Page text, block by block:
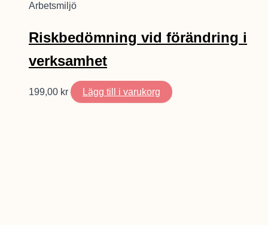
Arbetsmiljö
Riskbedömning vid förändring i
verksamhet
199,00 kr Lägg till i varukorg